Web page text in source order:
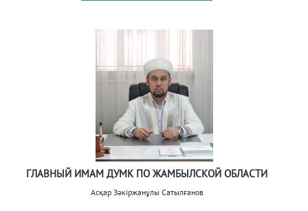
ГЛАВНЫЙ ИМАМ ДУМК ПО ЖАМБЫЛСКОЙ ОБЛАСТИ
Асқар Зәкіржанұлы Сатылғанов